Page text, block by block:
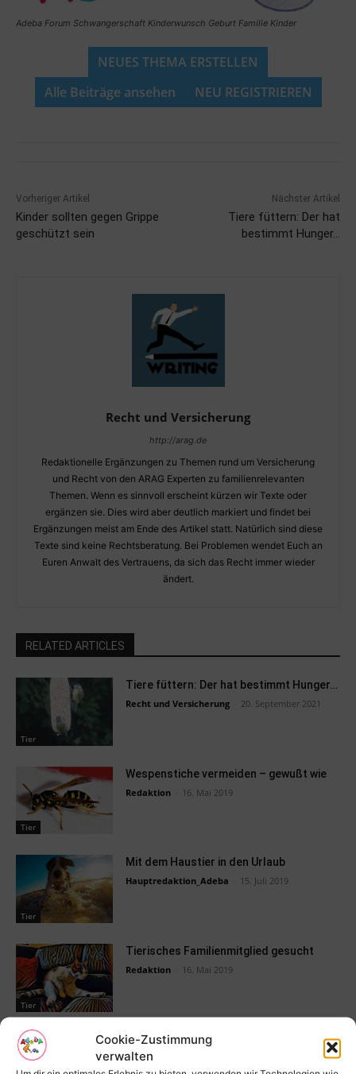
Cookie-Zustimmung
verwalten
Adeba Forum Schwangerschaft Kinderwunsch Geburt Familie Kinder
NEUES THEMA ERSTELLEN
Alle Beiträge ansehen
NEU REGISTRIEREN
Vorheriger Artikel
Kinder sollten gegen Grippe
geschützt sein
Nächster Artikel
Tiere füttern: Der hat
bestimmt Hunger…
Recht und Versicherung
http://arag.de
Redaktionelle Ergänzungen zu Themen rund um Versicherung
und Recht von den ARAG Experten zu familienrelevanten
Themen. Wenn es sinnvoll erscheint kürzen wir Texte oder
ergänzen sie. Dies wird aber deutlich markiert und findet bei
Ergänzungen meist am Ende des Artikel statt. Natürlich sind diese
Texte sind keine Rechtsberatung. Bei Problemen wendet Euch an
Euren Anwalt des Vertrauens, da sich das Recht immer wieder
ändert.
RELATED ARTICLES
Tier
Tiere füttern: Der hat bestimmt Hunger…
Recht und Versicherung 20. September 2021
Tier
Wespenstiche vermeiden – gewußt wie
Redaktion 16. Mai 2019
Tier
Mit dem Haustier in den Urlaub
Hauptredaktion_Adeba 15. Juli 2019
Tier
Tierisches Familienmitglied gesucht
Redaktion 16. Mai 2019
Tierarzt – Traumberuf oder Horror-Job
Redaktion Spezialthemen 16. September 2022